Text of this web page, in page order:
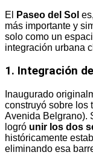
El
Paseo del Sol
más importante y
solo como un
integración urbana
1. Integración
Inaugurado
construyó sobre los
Avenida Belgrano).
logró unir los dos
históricamente
eliminando esa